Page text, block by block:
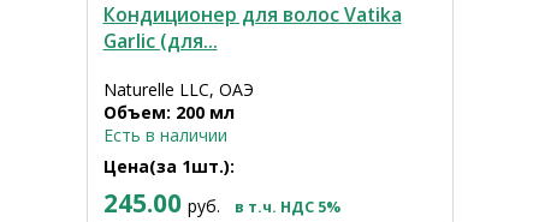
Кондиционер для волос Vatika
Garlic (для...
Naturelle LLC, ОАЭ
Объем: 200 мл
Есть в наличии
Цена(за 1шт.):
245.00 руб. в т.ч. НДС 5%